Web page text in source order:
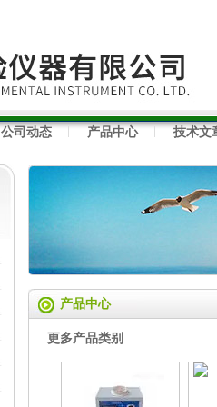
公司动态 产品中心 技术文
产品中心
更多产品类别